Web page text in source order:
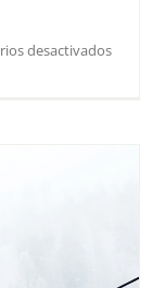
desactivadosen
2024